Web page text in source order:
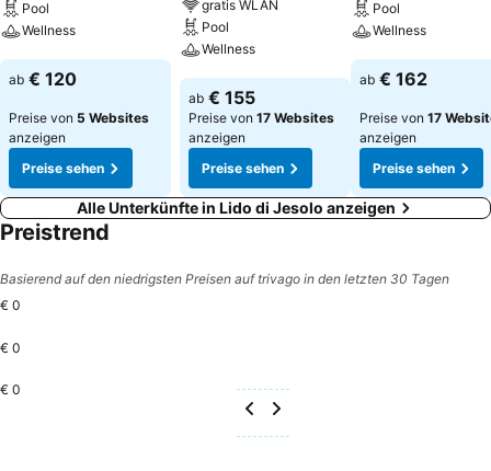
Pool
Wellness
Preise sehen
ab € 120
Preise von 5 Websites
anzeigen
Preise sehen
gratis WLAN
Pool
Wellness
Preise sehen
ab € 155
Preise von 17 Websites
anzeigen
Preise sehen
Pool
Wellness
Preise sehen
ab € 162
Preise von 17
anzeigen
Preise sehen
Alle Unterkünfte in Lido di Jesolo anzeigen
Preistrend
Basierend auf den niedrigsten Preisen auf trivago in den letzten 30 Tagen
€ 0
€ 0
€ 0